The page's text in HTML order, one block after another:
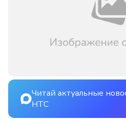
Читай актуальные
НТС